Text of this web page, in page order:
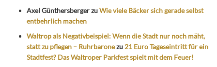
Axel GünthersbergerzuWie viele Bäcker sich gerade selbst
entbehrlich machen
Waltrop als Negativbeispiel: Wenn die Stadt nur noch mäht,
statt zu pflegen – Ruhrbaronezu 21 Euro Tageseintritt für ein
Stadtfest? Das Waltroper Parkfest spielt mit dem Feuer!